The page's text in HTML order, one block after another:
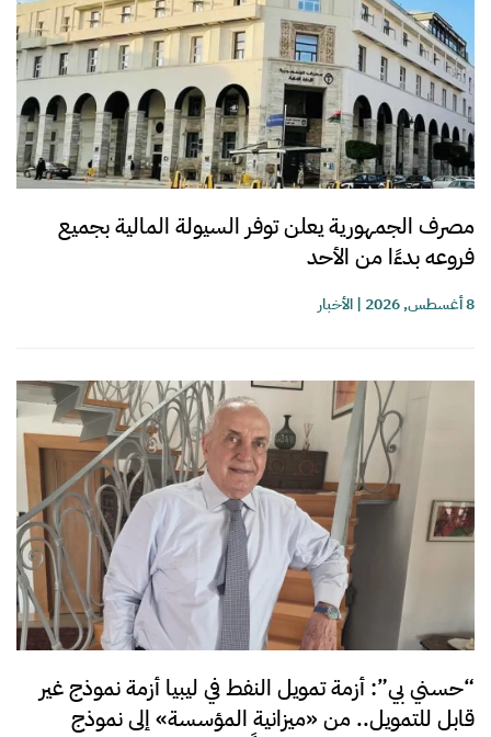
مصرف الجمهورية يعلن توفر السيولة المالية بجميع
فروعه بدءًا من الأحد
8 أغسطس, 2026 |الأخبار
“حسني بي”: أزمة تمويل النفط في ليبيا أزمة نموذج غير
قابل للتمويل.. من «ميزانية المؤسسة» إلى نموذج